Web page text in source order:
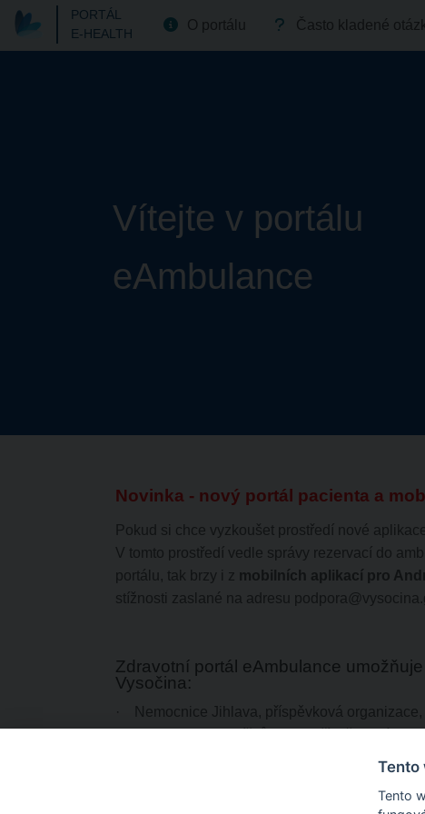
PORTÁL
E-HEALTH
O portálu Často kladené
Vítejte v portálu
eAmbulance
Novinka - nový portál pacienta a
Pokud si chce vyzkoušet prostředí nové
V tomto prostředí vedle správy rezervací do
portálu, tak brzy i z mobilních aplikací pro
stížnosti zaslané na adresu
Zdravotní portál eAmbulance
Vysočina:
·
Nemocnice Jihlava, příspěvková
Nemocnice Třebíč, příspěvková organizace,
Nemocnice Nové Město na Moravě
Nemocnice Pelhřimov příspěvková
Tento
Tento